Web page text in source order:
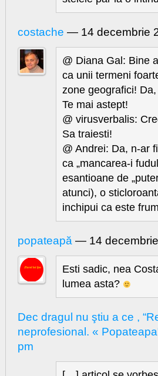
costache — 14 decembrie
@ Diana Gal: Bine
ca unii termeni
zone geografici!
Te mai astept!
@ virusverbalis:
Sa traiesti!
@ Andrei: Da, n-ar
ca „mancarea-i
esantioane de
atunci), o
inchipui ca este
popateapă — 14
Esti sadic, nea
lumea asta?
Dec dragul nu ştiu a ce ,
neprofesional. «
pm